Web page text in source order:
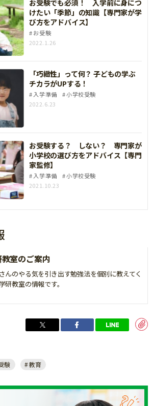
お受験でも必須！ 入学前に身につ
けたい「季節」の知識【専門家が学
び方をアドバイス】
お受験
2022.1.26
「巧緻性」って何？ 子どもの学ぶ
チカラがUPする！
入学準備
小学校受験
2022.6.23
お受験する？ しない？ 専門家が
小学校の選び方をアドバイス【専門
家監修】
入学準備
小学校受験
2021.10.23
室のご案内
んのやる気を引き出す勉強法を個別に教えてく
研教室の情報です。
験 教育